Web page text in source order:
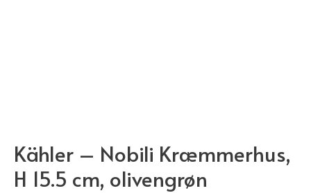
Kähler – Nobili Kræmmerhus,
H 15.5 cm, olivengrøn